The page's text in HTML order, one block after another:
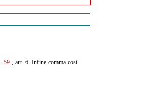
59, art. 6. Infine comma così